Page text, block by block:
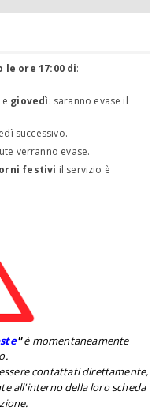
le ore 17:00 di:
e giovedì: saranno evase il
successivo.
verranno evase.
festivi il servizio è
''è momentaneamente
contattati direttamente,
all'interno della loro scheda